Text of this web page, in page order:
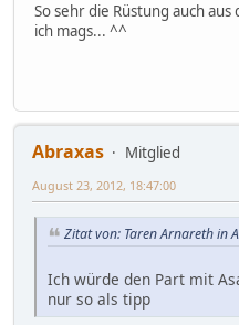
So sehr die Rüstung auch
ich mags... ^^
Abraxas
Mitglied
August 23, 2012, 18:47:00
Zitat von: Taren Arnareth in
Ich würde den Part mit
nur so als tipp